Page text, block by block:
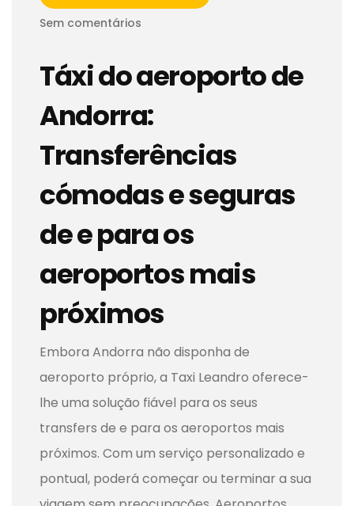
Sem comentários
Táxi do aeroporto de
Andorra:
Transferências
cómodas e seguras
de e para os
aeroportos mais
próximos
Embora Andorra não disponha de
aeroporto próprio, a Taxi Leandro oferece-
lhe uma solução fiável para os seus
transfers de e para os aeroportos mais
próximos. Com um serviço personalizado e
pontual, poderá começar ou terminar a sua